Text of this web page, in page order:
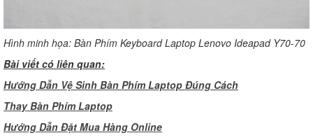
Hình minh họa: Bàn Phím Keyboard Laptop Lenovo Ideapad Y70-70
Bài viết có liên quan:
Hướng Dẫn Vệ Sinh Bàn Phím Laptop Đúng Cách
Thay Bàn Phím Laptop
Hướng Dẫn Đặt Mua Hàng Online